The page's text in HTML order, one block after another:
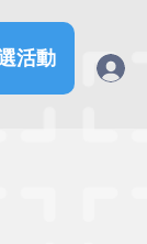
活動